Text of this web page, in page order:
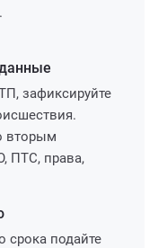
зафиксируйте
вторым
ПТС, права,
срока подайте